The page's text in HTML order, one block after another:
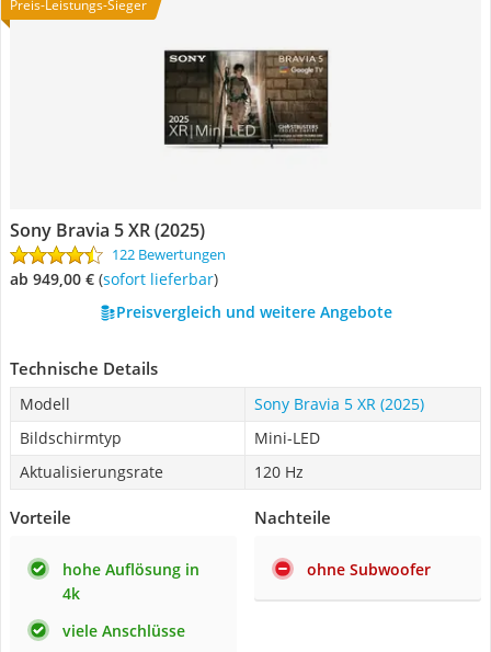
Preis-Leistungs-Sieger
Sony Bravia 5 XR (2025)
122 Bewertungen
ab 949,00 € ( Sofort lieferbar)
Preisvergleich und weitere Angebote
Technische Details
Modell
Sony Bravia 5 XR (2025)
Bildschirmtyp
Mini-LED
Aktualisierungsrate
120 Hz
Vorteile
hohe Auflösung in
4k
viele Anschlüsse
Nachteile
ohne Subwoofer